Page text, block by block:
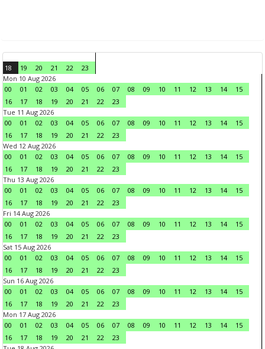
18 19 20 21 22
23
Mon 10 Aug 2026
00
01 02 03 04 05 06 07 08 09 10 11 12 13 14
15
16
17 18 19 20 21 22
23
Tue 11 Aug 2026
00
01 02 03 04 05 06 07 08 09 10 11 12 13 14
15
16
17 18 19 20 21 22
23
Wed 12 Aug 2026
00
01 02 03 04 05 06 07 08 09 10 11 12 13 14
15
16
17 18 19 20 21 22
23
Thu 13 Aug 2026
00
01 02 03 04 05 06 07 08 09 10 11 12 13 14
15
16
17 18 19 20 21 22
23
Fri 14 Aug 2026
00
01 02 03 04 05 06 07 08 09 10 11 12 13 14
15
16
17 18 19 20 21 22
23
Sat 15 Aug 2026
00
01 02 03 04 05 06 07 08 09 10 11 12 13 14
15
16
17 18 19 20 21 22
23
Sun 16 Aug 2026
00
01 02 03 04 05 06 07 08 09 10 11 12 13 14
15
16
17 18 19 20 21 22
23
Mon 17 Aug 2026
00
01 02 03 04 05 06 07 08 09 10 11 12 13 14
15
16
17 18 19 20 21 22
23